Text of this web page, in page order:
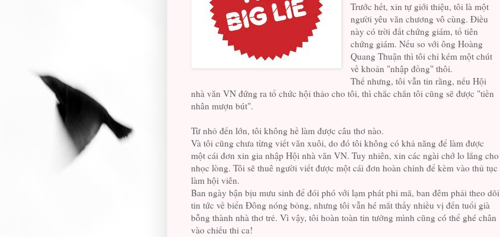
Trước hết, xin tự giới thiệu, tôi là một
người yêu văn chương vô cùng. Điều
này có trời đất chứng giám, tổ tiên
chứng giám. Nếu so với ông Hoàng
Quang Thuận thì tôi chỉ kém một chút
về khoản "nhập đồng" thôi.
Thế nhưng, tôi vẫn tin rằng, nếu Hội
nhà văn VN đứng ra tổ chức hội thảo cho tôi, thì chắc chắn tôi cũng sẽ được "tiền
nhân mượn bút".
Từ nhỏ đến lớn, tôi không hề làm được câu thơ nào.
Và tôi cũng chưa từng viết văn xuôi, do đó tôi không có khả năng để làm được
một cái đơn xin gia nhập Hội nhà văn VN. Tuy nhiên, xin các ngài chớ lo lắng cho
nhọc lòng. Tôi sẽ thuê người viết được một cái đơn hoàn chỉnh để kèm vào thủ tục
làm hội viên.
Ban ngày bận bịu mưu sinh để đói phó với lạm phát phi mã, ban đêm phải theo dõi
tin tức về biển Đông nóng bỏng, nhưng tôi vẫn hé mắt thấy nhiều vị đến tuổi già
bỗng thành nhà thơ trẻ. Vì vậy, tôi hoàn toàn tin tưởng mình cũng có thể ghé chân
vào chiếu thi ca!